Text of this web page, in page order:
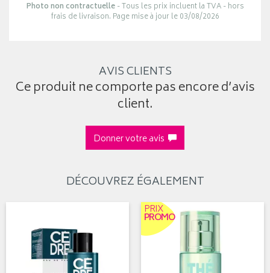
Photo non contractuelle- Tous les prix incluent la TVA - hors
frais de livraison. Page mise à jour le 03/08/2026
AVIS CLIENTS
Ce produit ne comporte pas encore d’avis
client.
Donner votre avis
DÉCOUVREZ ÉGALEMENT
PRIX
PROMO